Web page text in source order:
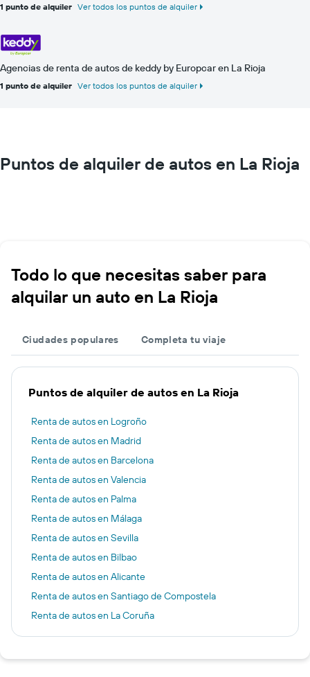
1 punto de alquiler Ver todos los puntos de alquiler
Agencias de renta de autos de keddy by Europcar en La Rioja
1 punto de alquiler Ver todos los puntos de alquiler
Puntos de alquiler de autos en La Rioja
Todo lo que necesitas saber para
alquilar un auto en La Rioja
Ciudades populares Completa tu viaje
Puntos de alquiler de autos en La Rioja
Renta de autos en Logroño
Renta de autos en Madrid
Renta de autos en Barcelona
Renta de autos en Valencia
Renta de autos en Palma
Renta de autos en Málaga
Renta de autos en Sevilla
Renta de autos en Bilbao
Renta de autos en Alicante
Renta de autos en Santiago de Compostela
Renta de autos en La Coruña
Renta de autos en Ibiza